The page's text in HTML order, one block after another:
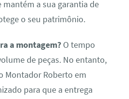
mantém a sua garantia de
o seu patrimônio.
a montagem?O tempo
de peças. No entanto,
Montador Roberto em
para que a entrega